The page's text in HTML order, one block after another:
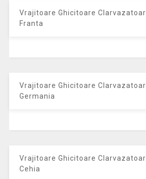
Vrajitoare Ghicitoare
Franta
Vrajitoare Ghicitoare
Germania
Vrajitoare Ghicitoare
Cehia